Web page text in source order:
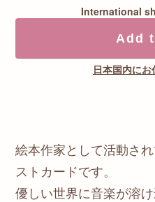
International
Add
日本国内に
絵本作家として活動さ
ストカードです。
優しい世界に音楽が溶